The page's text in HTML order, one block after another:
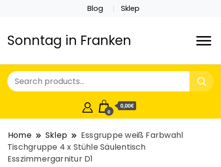
Blog Sklep
Sonntag in Franken
0
0,00€
Home Sklep
Essgruppe weiß Farbwahl
Tischgruppe 4 x Stühle Säulentisch
Esszimmergarnitur D1